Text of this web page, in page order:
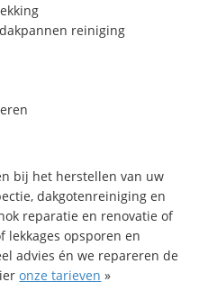
reiniging
bij het herstellen van uw
dakgotenreiniging en
reparatie en renovatie of
lekkages opsporen en
advies én we repareren de
onze tarieven »